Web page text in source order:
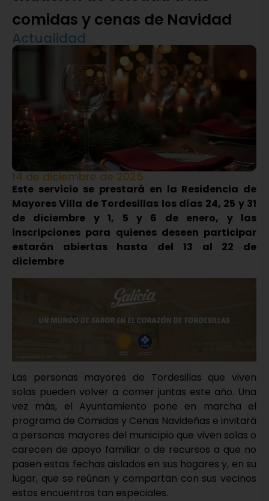
comidas y cenas de Navidad
Actualidad
14 de diciembre de 2025
Este servicio se prestará en la Residencia de
Mayores Villa de Tordesillas los días 24, 25 y 31
de diciembre y 1, 5 y 6 de enero, y las
inscripciones para quienes deseen participar
estarán abiertas hasta del 13 al 22 de
diciembre
Las personas mayores de Tordesillas que viven
solas pueden volver a comer juntas este año. Una
vez más, el Ayuntamiento pone en marcha el
programa de Comidas y Cenas Navideñas e invitará
a personas mayores del municipio que viven solas o
carecen de apoyo familiar o de recursos a que no
pasen estas fechas aislados en sus hogares y, en su
lugar, que se reúnan y compartan con sus vecinos
estos encuentros tan especiales.